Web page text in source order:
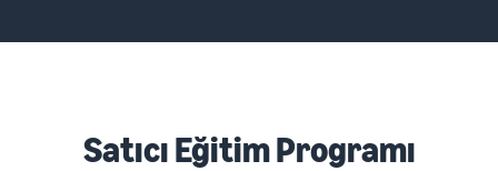
Satıcı Eğitim Programı